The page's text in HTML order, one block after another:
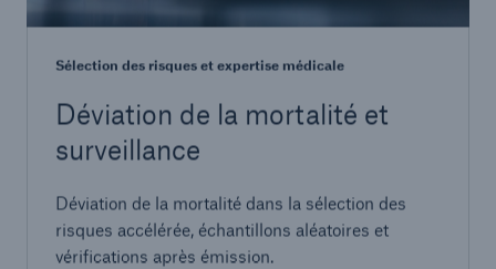
Sélection des risques et expertise médicale
Déviation de la mortalité et
surveillance
Déviation de la mortalité dans la sélection des
risques accélérée, échantillons aléatoires et
vérifications après émission.